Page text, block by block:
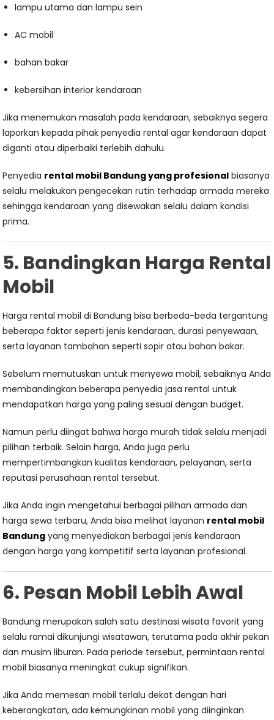
lampu utama dan lampu sein
AC mobil
bahan bakar
kebersihan interior kendaraan
Jika menemukan masalah pada kendaraan, sebaiknya segera
laporkan kepada pihak penyedia rental agar kendaraan dapat
diganti atau diperbaiki terlebih dahulu.
Penyedia rental mobil Bandung yang profesional biasanya
selalu melakukan pengecekan rutin terhadap armada mereka
sehingga kendaraan yang disewakan selalu dalam kondisi
prima.
5. Bandingkan Harga Rental
Mobil
Harga rental mobil di Bandung bisa berbeda-beda tergantung
beberapa faktor seperti jenis kendaraan, durasi penyewaan,
serta layanan tambahan seperti sopir atau bahan bakar.
Sebelum memutuskan untuk menyewa mobil, sebaiknya Anda
membandingkan beberapa penyedia jasa rental untuk
mendapatkan harga yang paling sesuai dengan budget.
Namun perlu diingat bahwa harga murah tidak selalu menjadi
pilihan terbaik. Selain harga, Anda juga perlu
mempertimbangkan kualitas kendaraan, pelayanan, serta
reputasi perusahaan rental tersebut.
Jika Anda ingin mengetahui berbagai pilihan armada dan
harga sewa terbaru, Anda bisa melihat layanan rental mobil
Bandung yang menyediakan berbagai jenis kendaraan
dengan harga yang kompetitif serta layanan profesional.
6. Pesan Mobil Lebih Awal
Bandung merupakan salah satu destinasi wisata favorit yang
selalu ramai dikunjungi wisatawan, terutama pada akhir pekan
dan musim liburan. Pada periode tersebut, permintaan rental
mobil biasanya meningkat cukup signifikan.
Jika Anda memesan mobil terlalu dekat dengan hari
keberangkatan, ada kemungkinan mobil yang diinginkan